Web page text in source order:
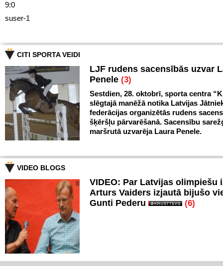
9:0
suser-1
CITI SPORTA VEIDI
LJF rudens sacensībās uzvar
Penele (3)
Sestdien, 28. oktobrī, sporta centra
slēgtajā manēžā notika Latvijas
federācijas organizētās rudens
šķēršļu pārvarēšanā. Sacensību
maršrutā uzvarēja Laura Penele.
VIDEO BLOGS
VIDEO: Par Latvijas olimpiešu
Arturs Vaiders izjautā bijušo
Gunti Pederu
(6)